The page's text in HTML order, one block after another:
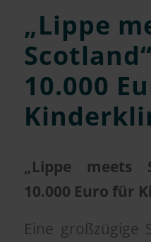
„Lippe
10.000
„Lippe meets
10.000 Euro für
Eine großzügige